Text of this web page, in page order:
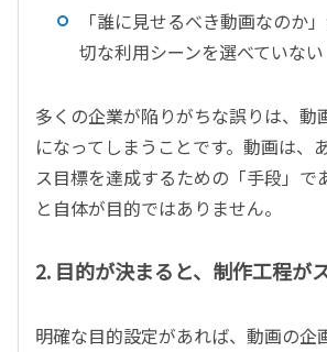
「誰に見せるべき動画なのか
切な利用シーンを選べていない
多くの企業が陥りがちな誤りは、動
になってしまうことです。動画は、
ス目標を達成するための「手段」で
と自体が目的ではありません。
2. 目的が決まると、制作工程が
明確な目的設定があれば、動画の企